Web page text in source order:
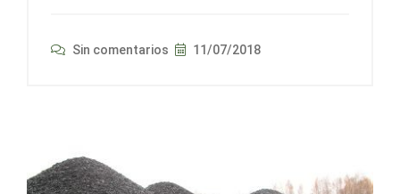
Sin comentarios 11/07/2018